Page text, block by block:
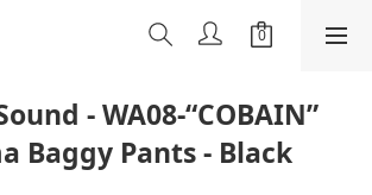
- WA08-“COBAIN”
Baggy Pants - Black